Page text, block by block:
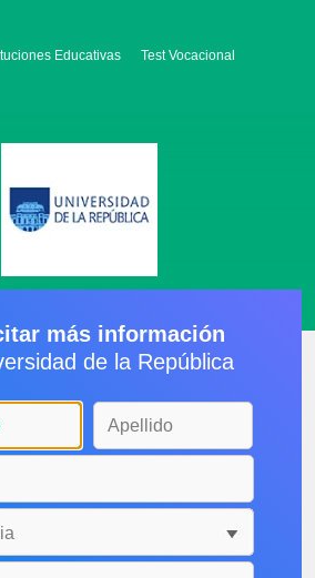
Educativas Test Vocacional
más información
de la República